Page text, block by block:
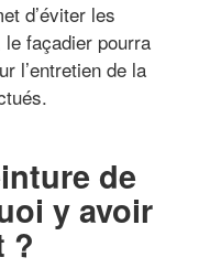
d’éviter les
façadier pourra
l’entretien de la
de
y avoir
?